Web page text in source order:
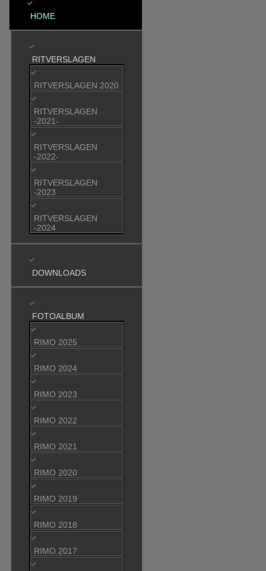
HOME
RITVERSLAGEN
RITVERSLAGEN 2020
RITVERSLAGEN
-2021-
RITVERSLAGEN
-2022-
RITVERSLAGEN
-2023
RITVERSLAGEN
-2024
DOWNLOADS
FOTOALBUM
RIMO 2025
RIMO 2024
RIMO 2023
RIMO 2022
RIMO 2021
RIMO 2020
RIMO 2019
RIMO 2018
RIMO 2017